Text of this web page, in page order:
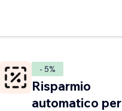
- 5%
Risparmio
automatico per